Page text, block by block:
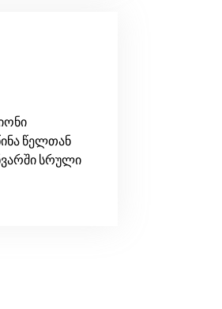
წელთან
სრული